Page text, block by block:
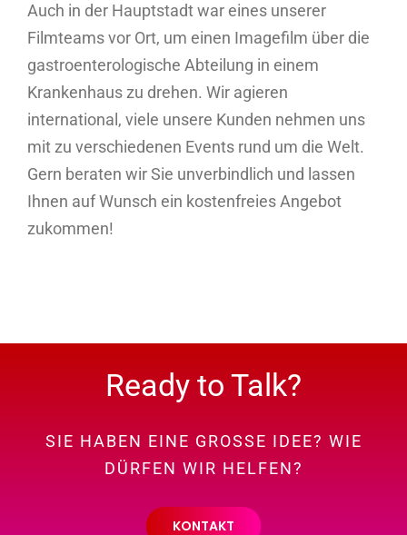
Auch in der Hauptstadt war eines unserer
Filmteams vor Ort, um einen Imagefilm über die
gastroenterologische Abteilung in einem
Krankenhaus zu drehen. Wir agieren
international, viele unsere Kunden nehmen uns
mit zu verschiedenen Events rund um die Welt.
Gern beraten wir Sie unverbindlich und lassen
Ihnen auf Wunsch ein kostenfreies Angebot
zukommen!
Ready to Talk?
SIE HABEN EINE GROSSE IDEE? WIE
DÜRFEN WIR HELFEN?
KONTAKT